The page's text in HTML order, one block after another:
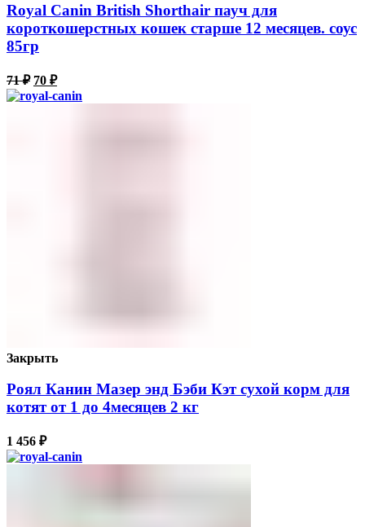
Royal Canin British Shorthair пауч для
короткошерстных кошек старше 12 месяцев. соус
85гр
71₽ 70 ₽
Закрыть
Роял Канин Мазер энд Бэби Кэт сухой корм для
котят от 1 до 4месяцев 2 кг
1 456 ₽